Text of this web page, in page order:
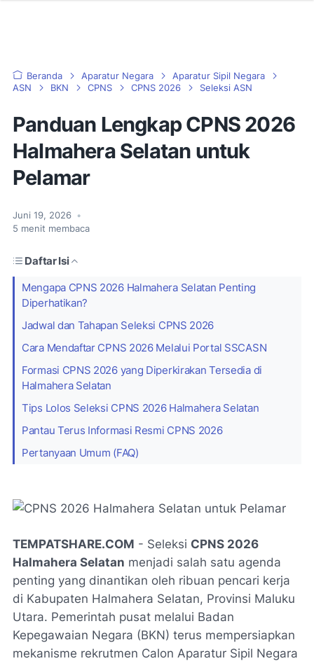
Beranda Aparatur Negara
Aparatur Sipil Negara
ASN
BKN CPNS CPNS 2026 Seleksi ASN
Panduan Lengkap CPNS 2026
Halmahera Selatan untuk
Pelamar
Juni 19, 2026 •
5 menit membaca
Daftar Isi
Mengapa CPNS 2026 Halmahera Selatan Penting
Diperhatikan?
Jadwal dan Tahapan Seleksi CPNS 2026
Cara Mendaftar CPNS 2026 Melalui Portal SSCASN
Formasi CPNS 2026 yang Diperkirakan Tersedia di
Halmahera Selatan
Tips Lolos Seleksi CPNS 2026 Halmahera Selatan
Pantau Terus Informasi Resmi CPNS 2026
Pertanyaan Umum (FAQ)
TEMPATSHARE.COM - Seleksi CPNS 2026
Halmahera Selatan menjadi salah satu agenda
penting yang dinantikan oleh ribuan pencari kerja
di Kabupaten Halmahera Selatan, Provinsi Maluku
Utara. Pemerintah pusat melalui Badan
Kepegawaian Negara (BKN) terus mempersiapkan
mekanisme rekrutmen Calon Aparatur Sipil Negara